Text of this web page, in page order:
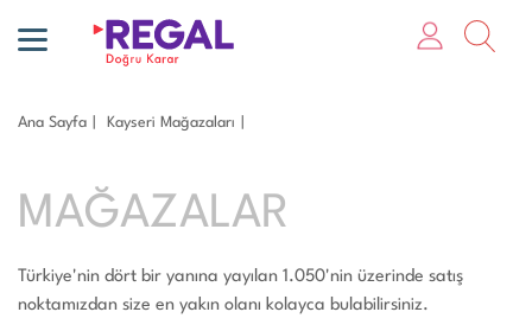
Ana Sayfa Kayseri̇ Mağazaları
MAĞAZALAR
Türkiye'nin dört bir yanına yayılan 1.050'nin üzerinde satış
noktamızdan size en yakın olanı kolayca bulabilirsiniz.